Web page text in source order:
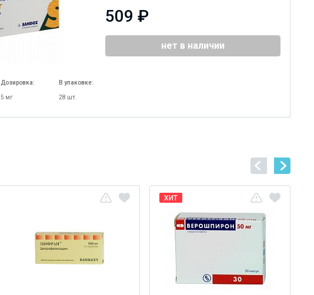
Дозировка:
5 мг
В упаковке:
28 шт.
509 ₽
нет в наличии
ХИТ